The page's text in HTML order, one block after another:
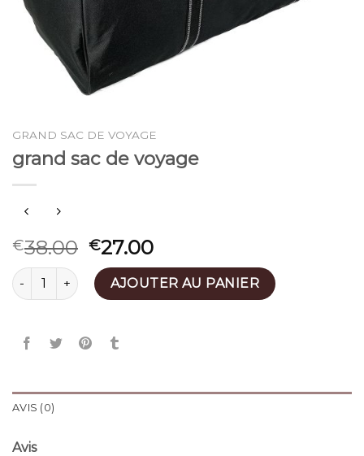
GRAND SAC DE VOYAGE
grand sac de voyage
€38.00 €27.00
quantité de grand sac de voyage
AJOUTER AU PANIER
AVIS (0)
Avis